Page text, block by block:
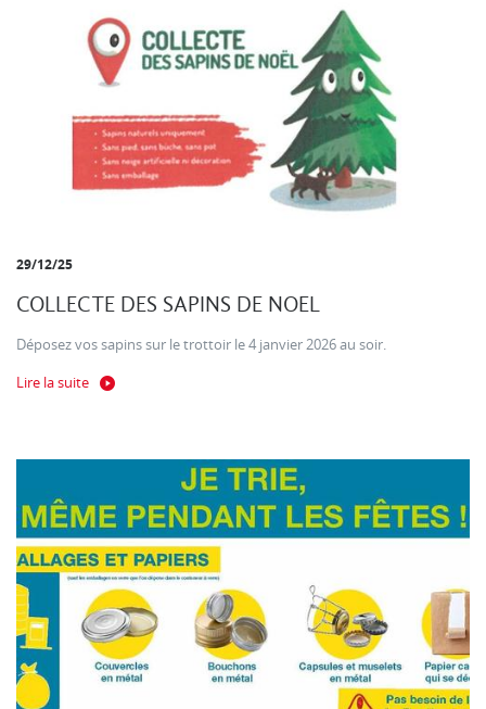
29/12/25
COLLECTE DES SAPINS DE NOEL
Déposez vos sapins sur le trottoir le 4 janvier 2026 au soir.
Lire la suite